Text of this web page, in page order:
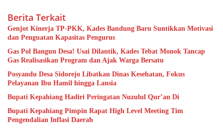
Berita Terkait
Genjot Kinerja TP-PKK, Kades Bandung Baru Suntikkan Motivasi
dan Penguatan Kapasitas Pengurus
Gas Pol Bangun Desa! Usai Dilantik, Kades Tebat Monok Tancap
Gas Realisasikan Program dan Ajak Warga Bersatu
Posyandu Desa Sidorejo Libatkan Dinas Kesehatan, Fokus
Pelayanan Ibu Hamil hingga Lansia
Bupati Kepahiang Hadiri Peringatan Nuzulul Qur’an Di
Bupati Kepahiang Pimpin Rapat High Level Meeting Tim
Pengendalian Inflasi Daerah